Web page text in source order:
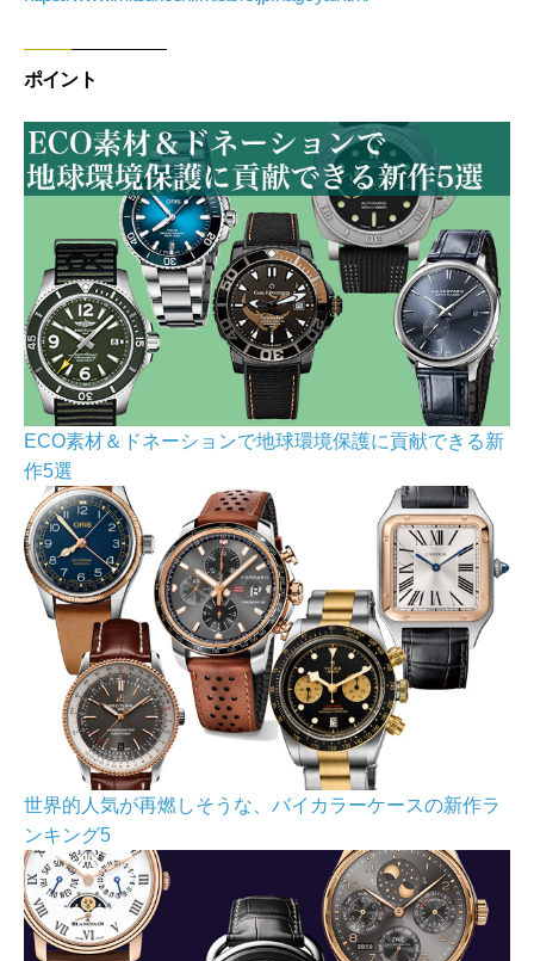
ポイント
ECO素材＆ドネーションで地球環境保護に貢献できる新
作5選
世界的人気が再燃しそうな、バイカラーケースの新作ラ
ンキング5